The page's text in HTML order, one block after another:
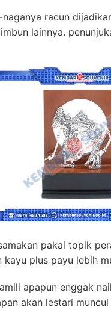
racun
lainnya.
pakai topik
plus payu lebih
apapun enggak
akan lestari muncul